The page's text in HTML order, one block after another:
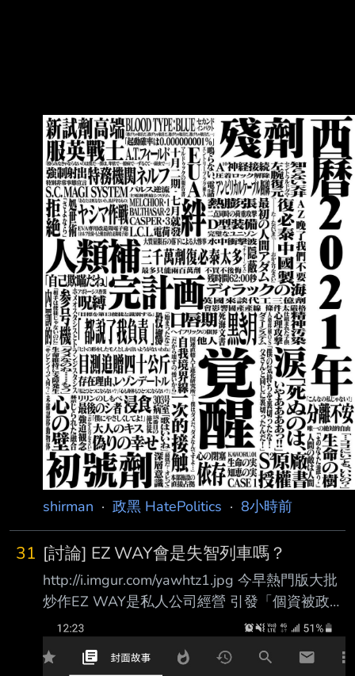
shirman · 政黑 HatePolitics · 8小時前
31 [討論] EZ WAY會是失智列車嗎？
http://i.imgur.com/yawhtz1.jpg 今早熱門版大批
炒作EZ WAY是私人公司經營 引發「個資被政府
交給民間公司」爭議 但是 EZ WAY營運公司 關
國有民營企業 不只財政部是最大股東